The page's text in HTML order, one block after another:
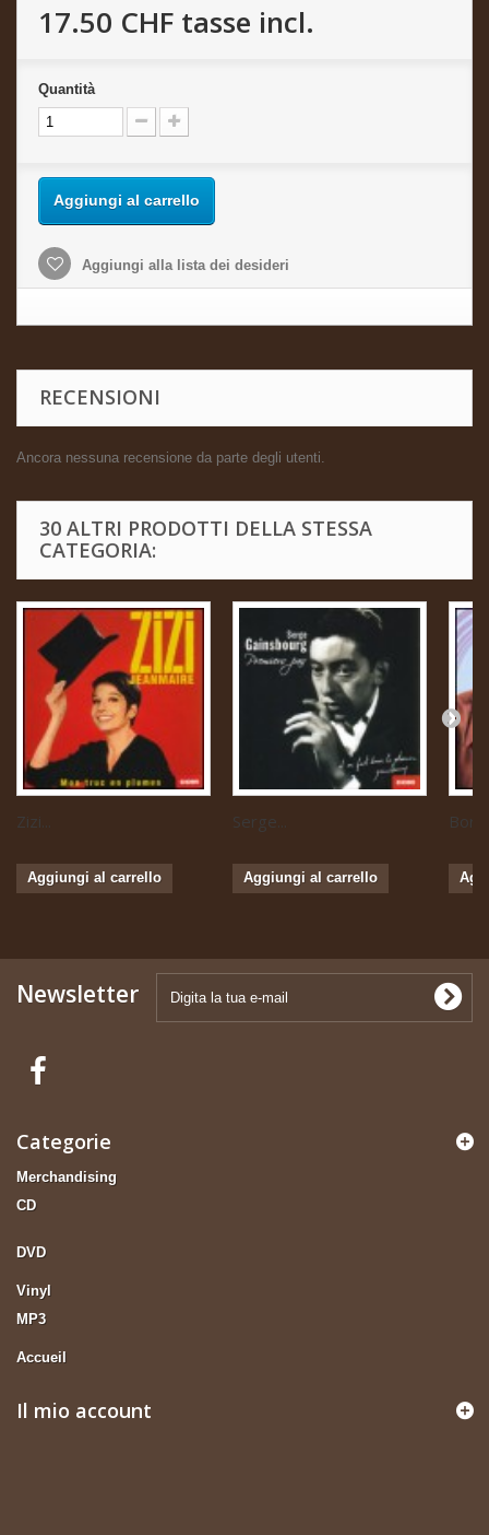
17.50 CHF tasse incl.
Quantità
Aggiungi al carrello
Aggiungi alla lista dei desideri
RECENSIONI
Ancora nessuna recensione da parte degli utenti.
30 ALTRI PRODOTTI DELLA STESSA
CATEGORIA:
Zizi...
Aggiungi al carrello
Serge...
Aggiungi al carrello
Newsletter
Categorie
Merchandising
CD
DVD
Vinyl
MP3
Accueil
Il mio account